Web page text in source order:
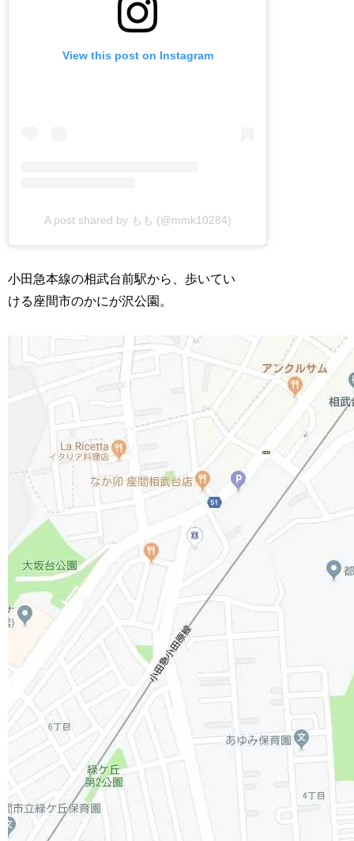
View this post on Instagram
A post shared by もも (@mmk10284)
小田急本線の相武台前駅から、歩いてい
ける座間市のかにが沢公園。